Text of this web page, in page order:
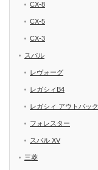
CX-8
CX-5
CX-3
スバル
レヴォーグ
レガシィB4
レガシィ アウトバック
フォレスター
スバル XV
三菱